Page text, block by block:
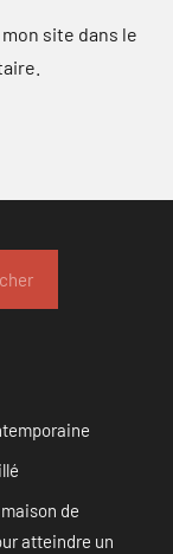
site dans le
de
atteindre un